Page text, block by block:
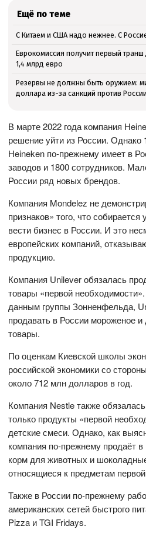
Ещё по теме
С Китаем и США надо нежнее. С
Еврокомиссия получит первый
1,4 млрд евро
Резервы не должны быть оружием:
доллара из-за санкций против России
В марте 2022 года компания
решение уйти из России. Однако
Heineken по-прежнему имеет в
заводов и 1800 сотрудников.
России ряд новых брендов.
Компания Mondelez не
признаков» того, что
вести бизнес в России. И это
европейских компаний,
продукцию.
Компания Unilever обязалась
товары «первой
данным группы Зонненфельда,
продавать в России мороженое и
товары.
По оценкам Киевской школы
российской экономики со
около 712 млн долларов в год.
Компания Nestle также
только продукты «первой
детские смеси. Однако, как
компания по-прежнему продаёт
корм для животных и
относящиеся к предметам
Также в России по-прежнему
американских сетей быстрого
Pizza и TGI Fridays.